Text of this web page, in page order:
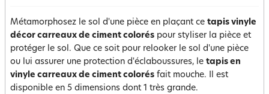
Métamorphosez le sol d'une pièce en plaçant ce tapis vinyle
décor carreaux de ciment colorés pour styliser la pièce et
protéger le sol. Que ce soit pour relooker le sol d'une pièce
ou lui assurer une protection d'éclaboussures, le tapis en
vinyle carreaux de ciment colorés fait mouche. Il est
disponible en 5 dimensions dont 1 très grande.